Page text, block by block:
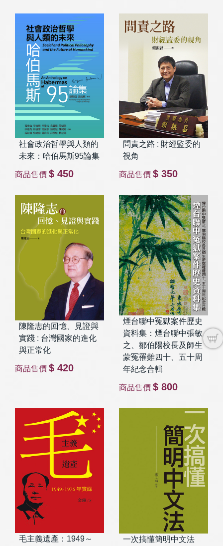
社會政治哲學與人類的
未來：哈伯馬斯95論集
商品售價 $ 450
問責之路 : 財經監委的
視角
商品售價 $ 350
陳隆志的回憶、見證與
實踐 : 台灣國家的進化
與正常化
商品售價 $ 420
煙台聯中冤獄案件歷史
資料集：煙台聯中張敏
之、鄒伯陽校長及師生
蒙冤罹難四十、五十周
年紀念合輯
商品售價 $ 800
毛主義遺產：1949～
一次搞懂簡明中文法